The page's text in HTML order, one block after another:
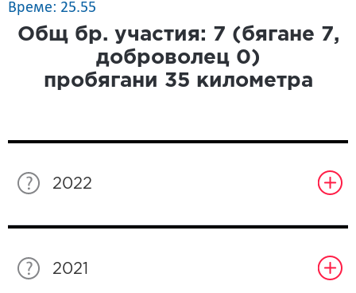
Време: 25.55
Общ бр. участия: 7 (бягане 7,
доброволец 0)
пробягани 35 километра
2022
2021